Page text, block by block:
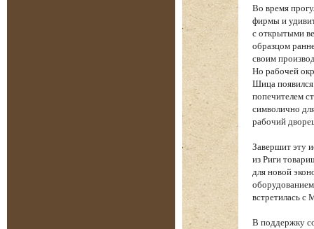
Во время
фирмы и
с открытыми
образцом
своим
Но рабочей
Шица
попечителем
символично
рабочий
Завершит эту
из Риги
для новой
встретилась с
В поддержку